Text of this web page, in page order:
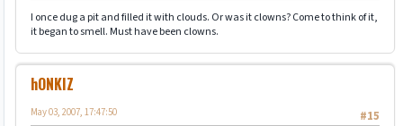
I once dug a pit and filled it with clouds. Or was it clowns? Come to think of it,
it began to smell. Must have been clowns.
hONKIZ
#15
May 03, 2007, 17:47:50